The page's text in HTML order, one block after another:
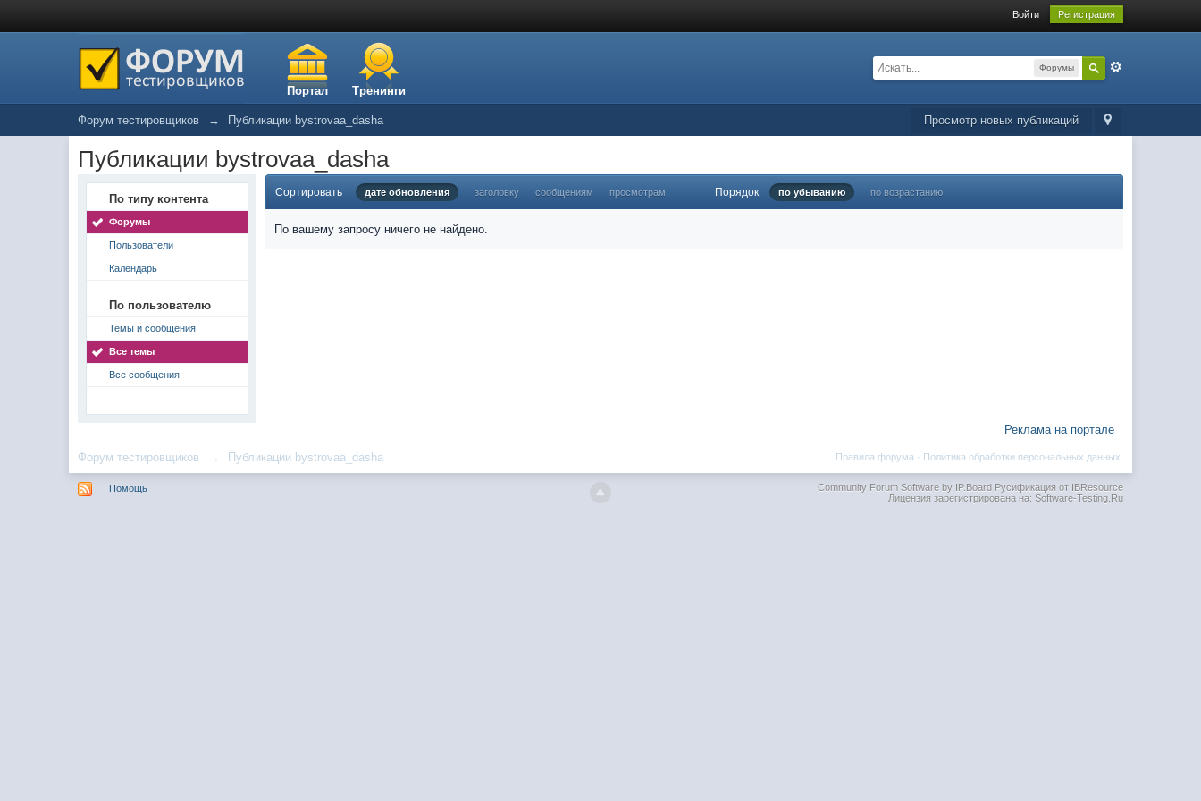
Войти Регистрация
Портал Тренинги
Форумы
Просмотр новых публикаций
Форум тестировщиков → Публикации bystrovaa_dasha
Публикации bystrovaa_dasha
По типу контента
Форумы
Пользователи
Календарь
По пользователю
Темы и сообщения
Все темы
Все сообщения
Сортировать дате обновления заголовку сообщениям просмотрам Порядок по убыванию по возрастанию
По вашему запросу ничего не найдено.
Реклама на портале
Форум тестировщиков → Публикации bystrovaa_dasha Политика обработки персональных данных
Правила форума ·
Помощь Community Forum Software by IP.BoardРусификация от IBResource
Лицензия зарегистрирована на: Software-Testing.Ru